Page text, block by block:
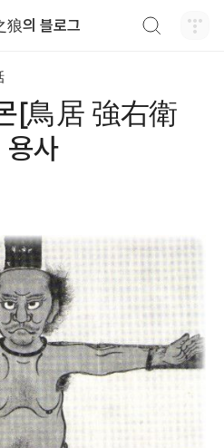
狼의 블로그
[鳥居 強右衛
사